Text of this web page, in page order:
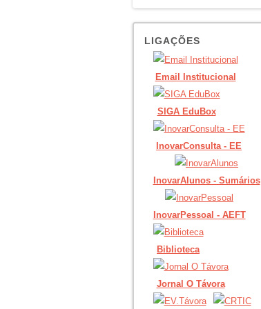
LIGAÇÕES
Email Institucional
SIGA EduBox
InovarConsulta - EE
InovarAlunos - Sumários
InovarPessoal - AEFT
Biblioteca
Jornal O Távora